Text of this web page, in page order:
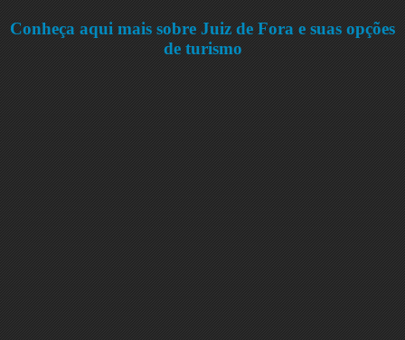
Conheça aqui mais sobre Juiz de Fora e suas opções
de turismo